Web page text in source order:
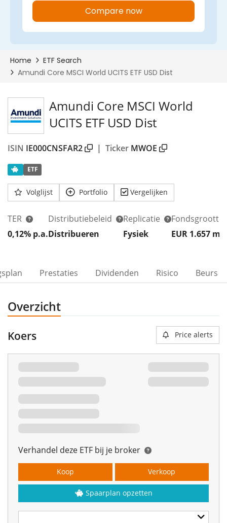
Amundi Core MSCI World
UCITS ETF USD Dist
ISIN IE000CNSFAR2 | Ticker MWOE
ETF
Volglijst Portfolio Vergelijken
TER
0,12% p.a.
Distributiebeleid
Distribueren
Replicatie
Fysiek
Fondsgrootte
EUR 1.657 m
Prestaties Dividenden Risico Beurs
Overzicht
Koers Price alerts
Verhandel deze ETF bij je broker
Koop Verkoop
Spaarplan opzetten